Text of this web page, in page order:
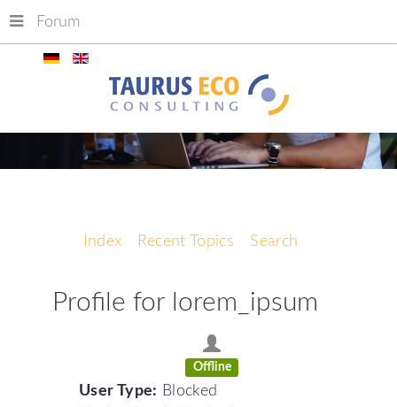
Forum
Index Recent Topics Search
Profile for lorem_ipsum
Offline
User Type: Blocked